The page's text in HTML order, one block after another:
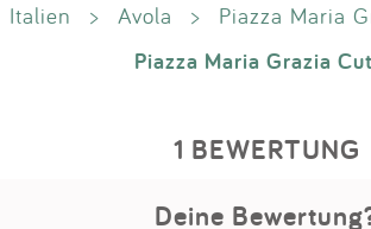
Italien > Avola > Piazza Maria
Piazza Maria Grazia
1 BEWERTUNG
Deine